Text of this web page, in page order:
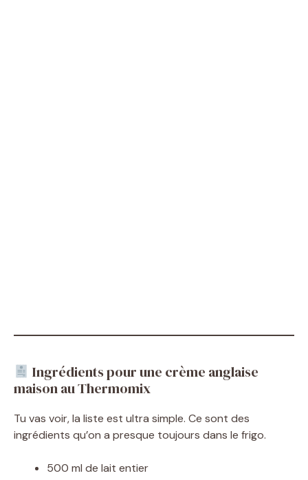
Ingrédients pour une crème anglaise
maison au Thermomix
Tu vas voir, la liste est ultra simple. Ce sont des
ingrédients qu’on a presque toujours dans le frigo.
500 ml de lait entier